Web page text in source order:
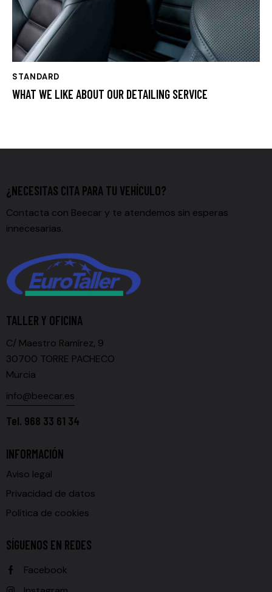
STANDARD
WHAT WE LIKE ABOUT OUR DETAILING SERVICE
¿NECESITAS CITA PARA TU VEHÍCULO?
Contacta con Beecar y te atendemos sin esperas
innecesarias.
TALLER Y OFICINA
C/ Maestro Ramírez, 9
30700 TORRE PACHECO
Murcia
info@beecar.es
Tel. 968 33 61 34
INFORMACIÓN
Aviso legal
Privacidad de datos
Política de cookies
SÍGUENOS EN REDES
Facebook